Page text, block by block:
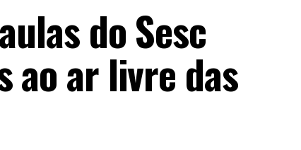
do Sesc
ao ar livre das